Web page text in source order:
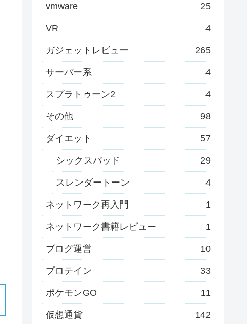
vmware 25
VR 4
ガジェットレビュー 265
サーバー系 4
スプラトゥーン2 4
その他 98
ダイエット 57
シックスパッド 29
スレンダートーン 4
ネットワーク再入門 1
ネットワーク書籍レビュー 1
ブログ運営 10
プロテイン 33
ポケモンGO 11
仮想通貨 142